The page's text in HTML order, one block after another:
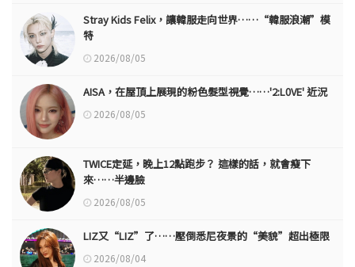
Stray Kids Felix，讓韓服走向世界……“韓服浪潮”模
特
2026/08/05
AISA，在屋頂上展現的粉色髮型視覺……'2:L0VE' 近況
2026/08/05
TWICE定延，晚上12點跑步？ 這樣的話，就會瘦下
來……半邊臉
2026/08/05
LIZ又“LIZ”了……壓倒悉尼夜景的“美貌”超出極限
2026/08/04